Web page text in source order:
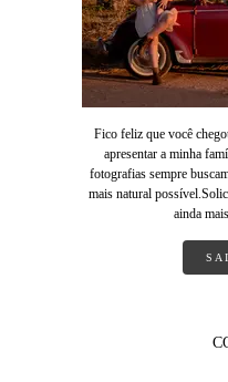
Fico feliz que você
apresentar a minha
fotografias sempre
mais natural
ainda